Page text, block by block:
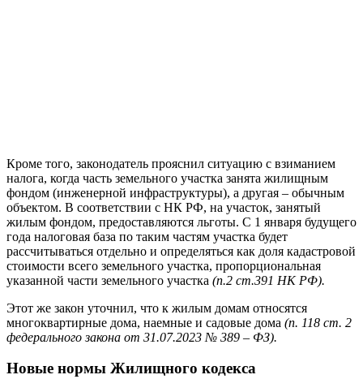
Кроме того, законодатель прояснил ситуацию с взиманием
налога, когда часть земельного участка занята жилищным
фондом (инженерной инфраструктуры), а другая – обычным
объектом. В соответствии с НК РФ, на участок, занятый
жилым фондом, предоставляются льготы. С 1 января будущего
года налоговая база по таким частям участка будет
рассчитываться отдельно и определяться как доля кадастровой
стоимости всего земельного участка, пропорциональная
указанной части земельного участка (п.2 ст.391 НК РФ).
Этот же закон уточнил, что к жилым домам относятся
многоквартирные дома, наемные и садовые дома (п. 118 ст. 2
федерального закона от 31.07.2023 № 389 – ФЗ).
Новые нормы Жилищного кодекса